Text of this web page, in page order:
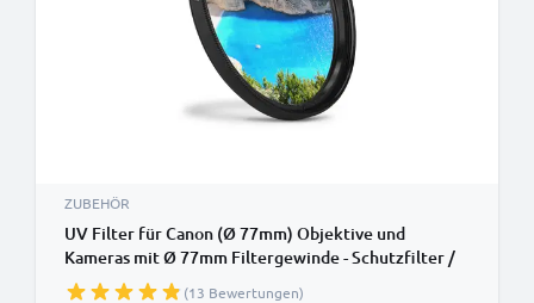
ZUBEHÖR
UV Filter für Canon (Ø 77mm) Objektive und
Kameras mit Ø 77mm Filtergewinde - Schutzfilter /
Schutzglas, Sperrfilter, Klarfilter
(13 Bewertungen)